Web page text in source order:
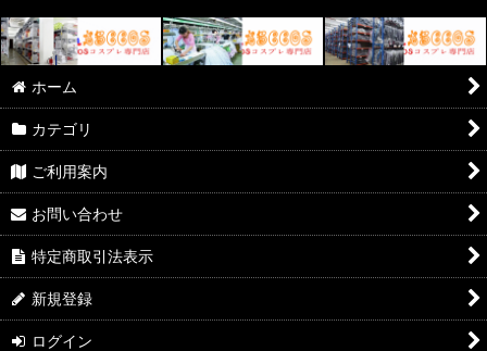
ホーム
カテゴリ
ご利用案内
お問い合わせ
特定商取引法表示
新規登録
ログイン